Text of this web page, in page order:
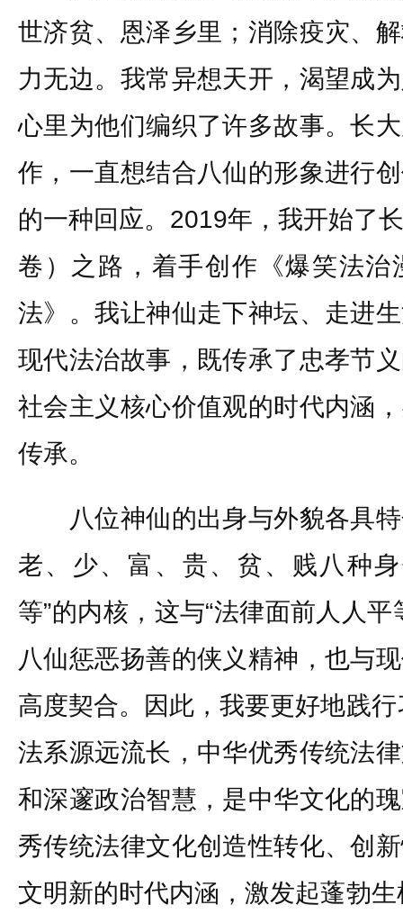
世济贫、恩泽乡里；消除疫灾、
力无边。我常异想天开，渴望成
心里为他们编织了许多故事。长
作，一直想结合八仙的形象进行
的一种回应。2019年，我开始了
卷）之路，着手创作《爆笑法
法》。我让神仙走下神坛、走进
现代法治故事，既传承了忠孝节
社会主义核心价值观的时代内涵
传承。
八位神仙的出身与外貌各具特
老、少、富、贵、贫、贱八种
等”的内核，这与“法律面前人人
八仙惩恶扬善的侠义精神，也与
高度契合。因此，我要更好地践
法系源远流长，中华优秀传统法
和深邃政治智慧，是中华文化的
秀传统法律文化创造性转化、创
文明新的时代内涵，激发起蓬勃